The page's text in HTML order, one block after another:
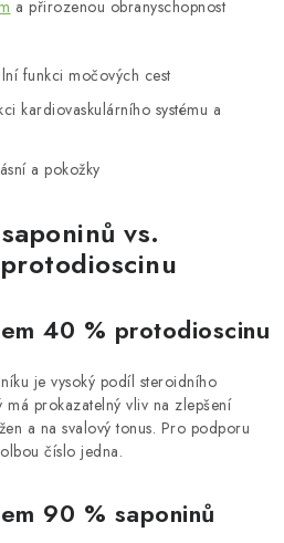
a přirozenou obranyschopnost
funkci močových cest
kardiovaskulárního systému a
a pokožky
vs.
40 % protodioscinu
je vysoký podíl steroidního
prokazatelný vliv na zlepšení
a na svalový tonus. Pro podporu
číslo jedna.
90 % saponinů